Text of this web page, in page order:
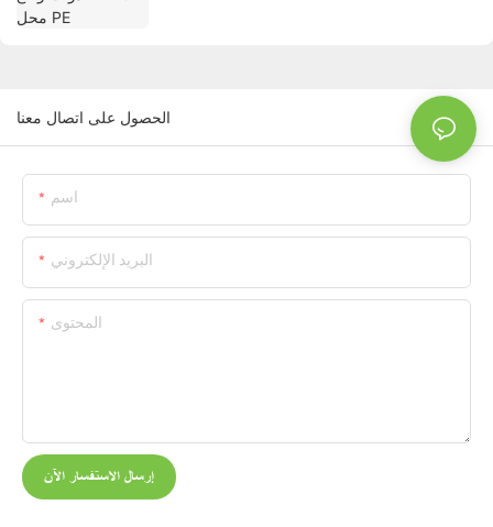
الحصول على اتصال معنا
اسم
البريد الإلكتروني
المحتوى
إرسال الاستفسار الآن